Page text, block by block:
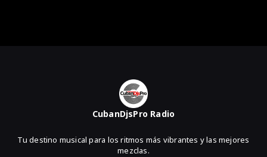
CubanDjsPro Radio
Tu destino musical para los ritmos más vibrantes y las mejores
mezclas.